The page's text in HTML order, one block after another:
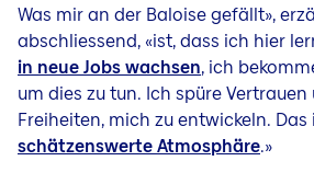
Was mir an der Baloise gefällt»,
abschliessend, «ist, dass ich hier
in neue Jobs wachsen, ich
um dies zu tun. Ich spüre
Freiheiten, mich zu entwickeln. Das
schätzenswerte Atmosphäre.»